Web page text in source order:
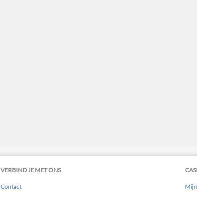
VERBIND JE MET ONS
Contact